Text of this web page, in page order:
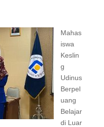
Mahas
iswa
Keslin
g
Udinus
Berpel
uang
Belajar
di Luar